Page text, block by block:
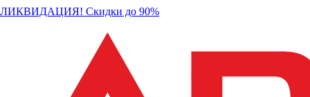
ЛИКВИДАЦИЯ! Скидки до 90%